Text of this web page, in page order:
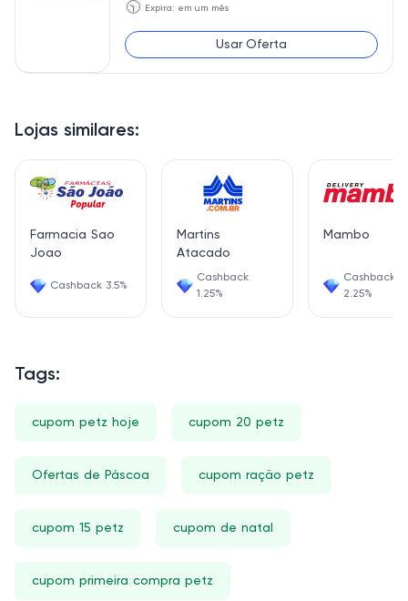
Lojas similares:
Farmacia Sao
Joao
Cashback 3.5%
Martins
Atacado
Cashback
1.25%
Mambo
Cashback
2.25%
Tags:
cupom petz hoje cupom 20 petz
Ofertas de Páscoa cupom ração petz
cupom 15 petz cupom de natal
cupom primeira compra petz
🕥 Expira: em um mês
Usar Oferta